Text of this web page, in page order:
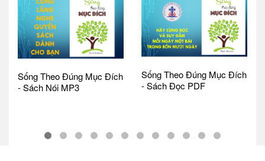
Sống Theo Đúng Mục Đích
- Sách Nói MP3
Sống Theo Đúng Mục Đích
- Sách Đọc PDF